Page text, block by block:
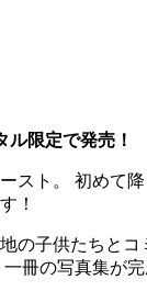
限定で発売！
スト。 初めて
！
の子供たちと
一冊の写真集が